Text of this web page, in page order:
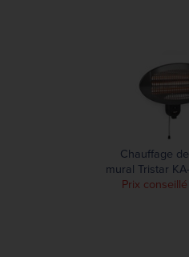
Chauffage
mural Tristar
Prix